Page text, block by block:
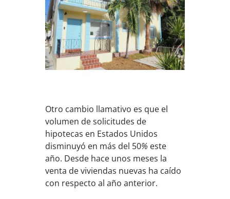
Otro cambio llamativo es que el
volumen de solicitudes de
hipotecas en Estados Unidos
disminuyó en más del 50% este
año. Desde hace unos meses la
venta de viviendas nuevas ha caído
con respecto al año anterior.